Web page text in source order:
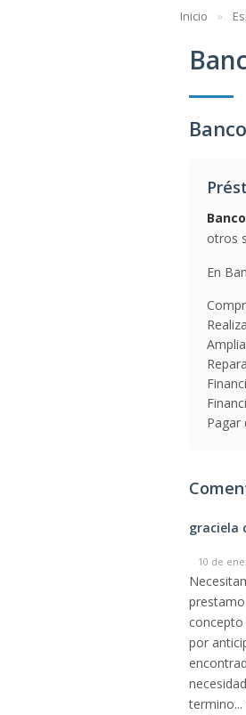
Inicio
otros
En
Pagar
graciela
10 de
por